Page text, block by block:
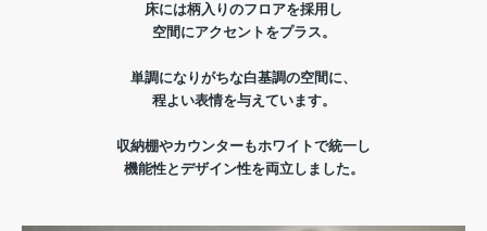
床には柄入りのフロアを採用し
空間にアクセントをプラス。
単調になりがちな白基調の空間に、
程よい表情を与えています。
収納棚やカウンターもホワイトで統一し
機能性とデザイン性を両立しました。